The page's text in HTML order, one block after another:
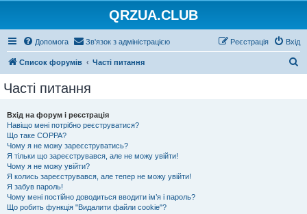
QRZUA.CLUB
Допомога Зв'язок з адміністрацією Вхід
Реєстрація
Список форумів Часті питання
Часті питання
Вхід на форум і реєстрація
Навіщо мені потрібно реєструватися?
Що таке COPPA?
Чому я не можу зареєструватись?
Я тільки що зареєструвався, але не можу увійти!
Чому я не можу увійти?
Я колись зареєструвався, але тепер не можу увійти!
Я забув пароль!
Чому мені постійно доводиться вводити ім’я і пароль?
Що робить функція "Видалити файли cookie"?